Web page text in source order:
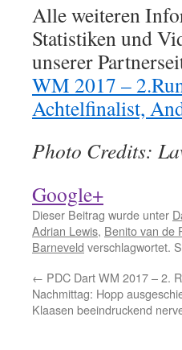
Alle weiteren
Statistiken und
unserer
WM 2017 –
Achtelfinalist,
Photo Credits:
Google+
Dieser Beitrag wurde unter
Adrian Lewis, Benito van de
Barneveld verschlagwortet.
← PDC Dart WM 2017 – 2.
Nachmittag: Hopp
Klaasen beeindruckend